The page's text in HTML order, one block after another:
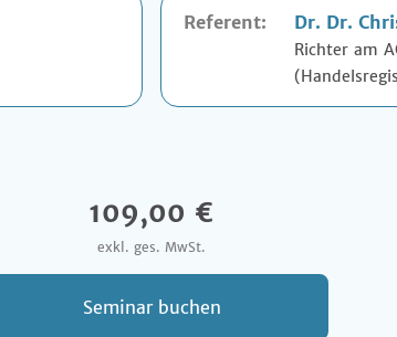
Referent: Dr. Dr.
Richter am
109,00 €
exkl. ges. MwSt.
Seminar buchen